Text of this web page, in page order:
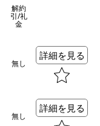
解約
引/礼
金
無し
詳細を見る
無し
詳細を見る